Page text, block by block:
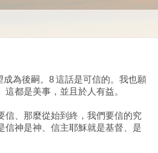
為後嗣。8 這話是可信的。我也願
都是美事，並且於人有益。
信、那麼從始到終，我們要信的究
信神是神、信主耶穌就是基督、是